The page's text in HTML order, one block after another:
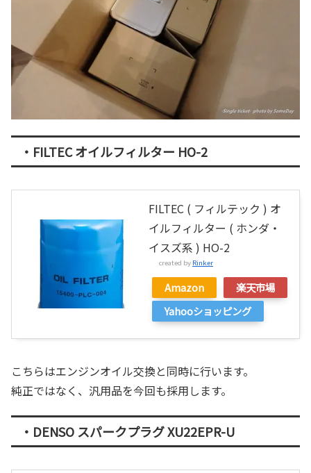
・FILTEC オイルフィルター HO-2
FILTEC ( フィルテック ) オ
イルフィルター ( ホンダ・
イスズ系 ) HO-2
created by Rinker
Amazon
楽天市場
Yahooショッピング
こちらはエンジンオイル交換と同時に行います。
純正ではなく、汎用品を今回も採用します。
・DENSO スパークプラグ XU22EPR-U